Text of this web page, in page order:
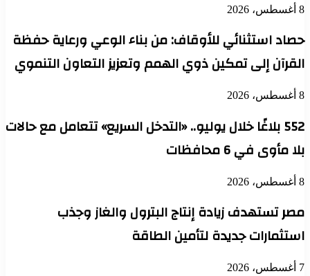
8 أغسطس، 2026
حصاد استثنائي للأوقاف: من بناء الوعي ورعاية حفظة
القرآن إلى تمكين ذوي الهمم وتعزيز التعاون التنموي
8 أغسطس، 2026
552 بلاغًا خلال يوليو.. «التدخل السريع» تتعامل مع حالات
بلا مأوى في 6 محافظات
8 أغسطس، 2026
مصر تستهدف زيادة إنتاج البترول والغاز وجذب
استثمارات جديدة لتأمين الطاقة
7 أغسطس، 2026